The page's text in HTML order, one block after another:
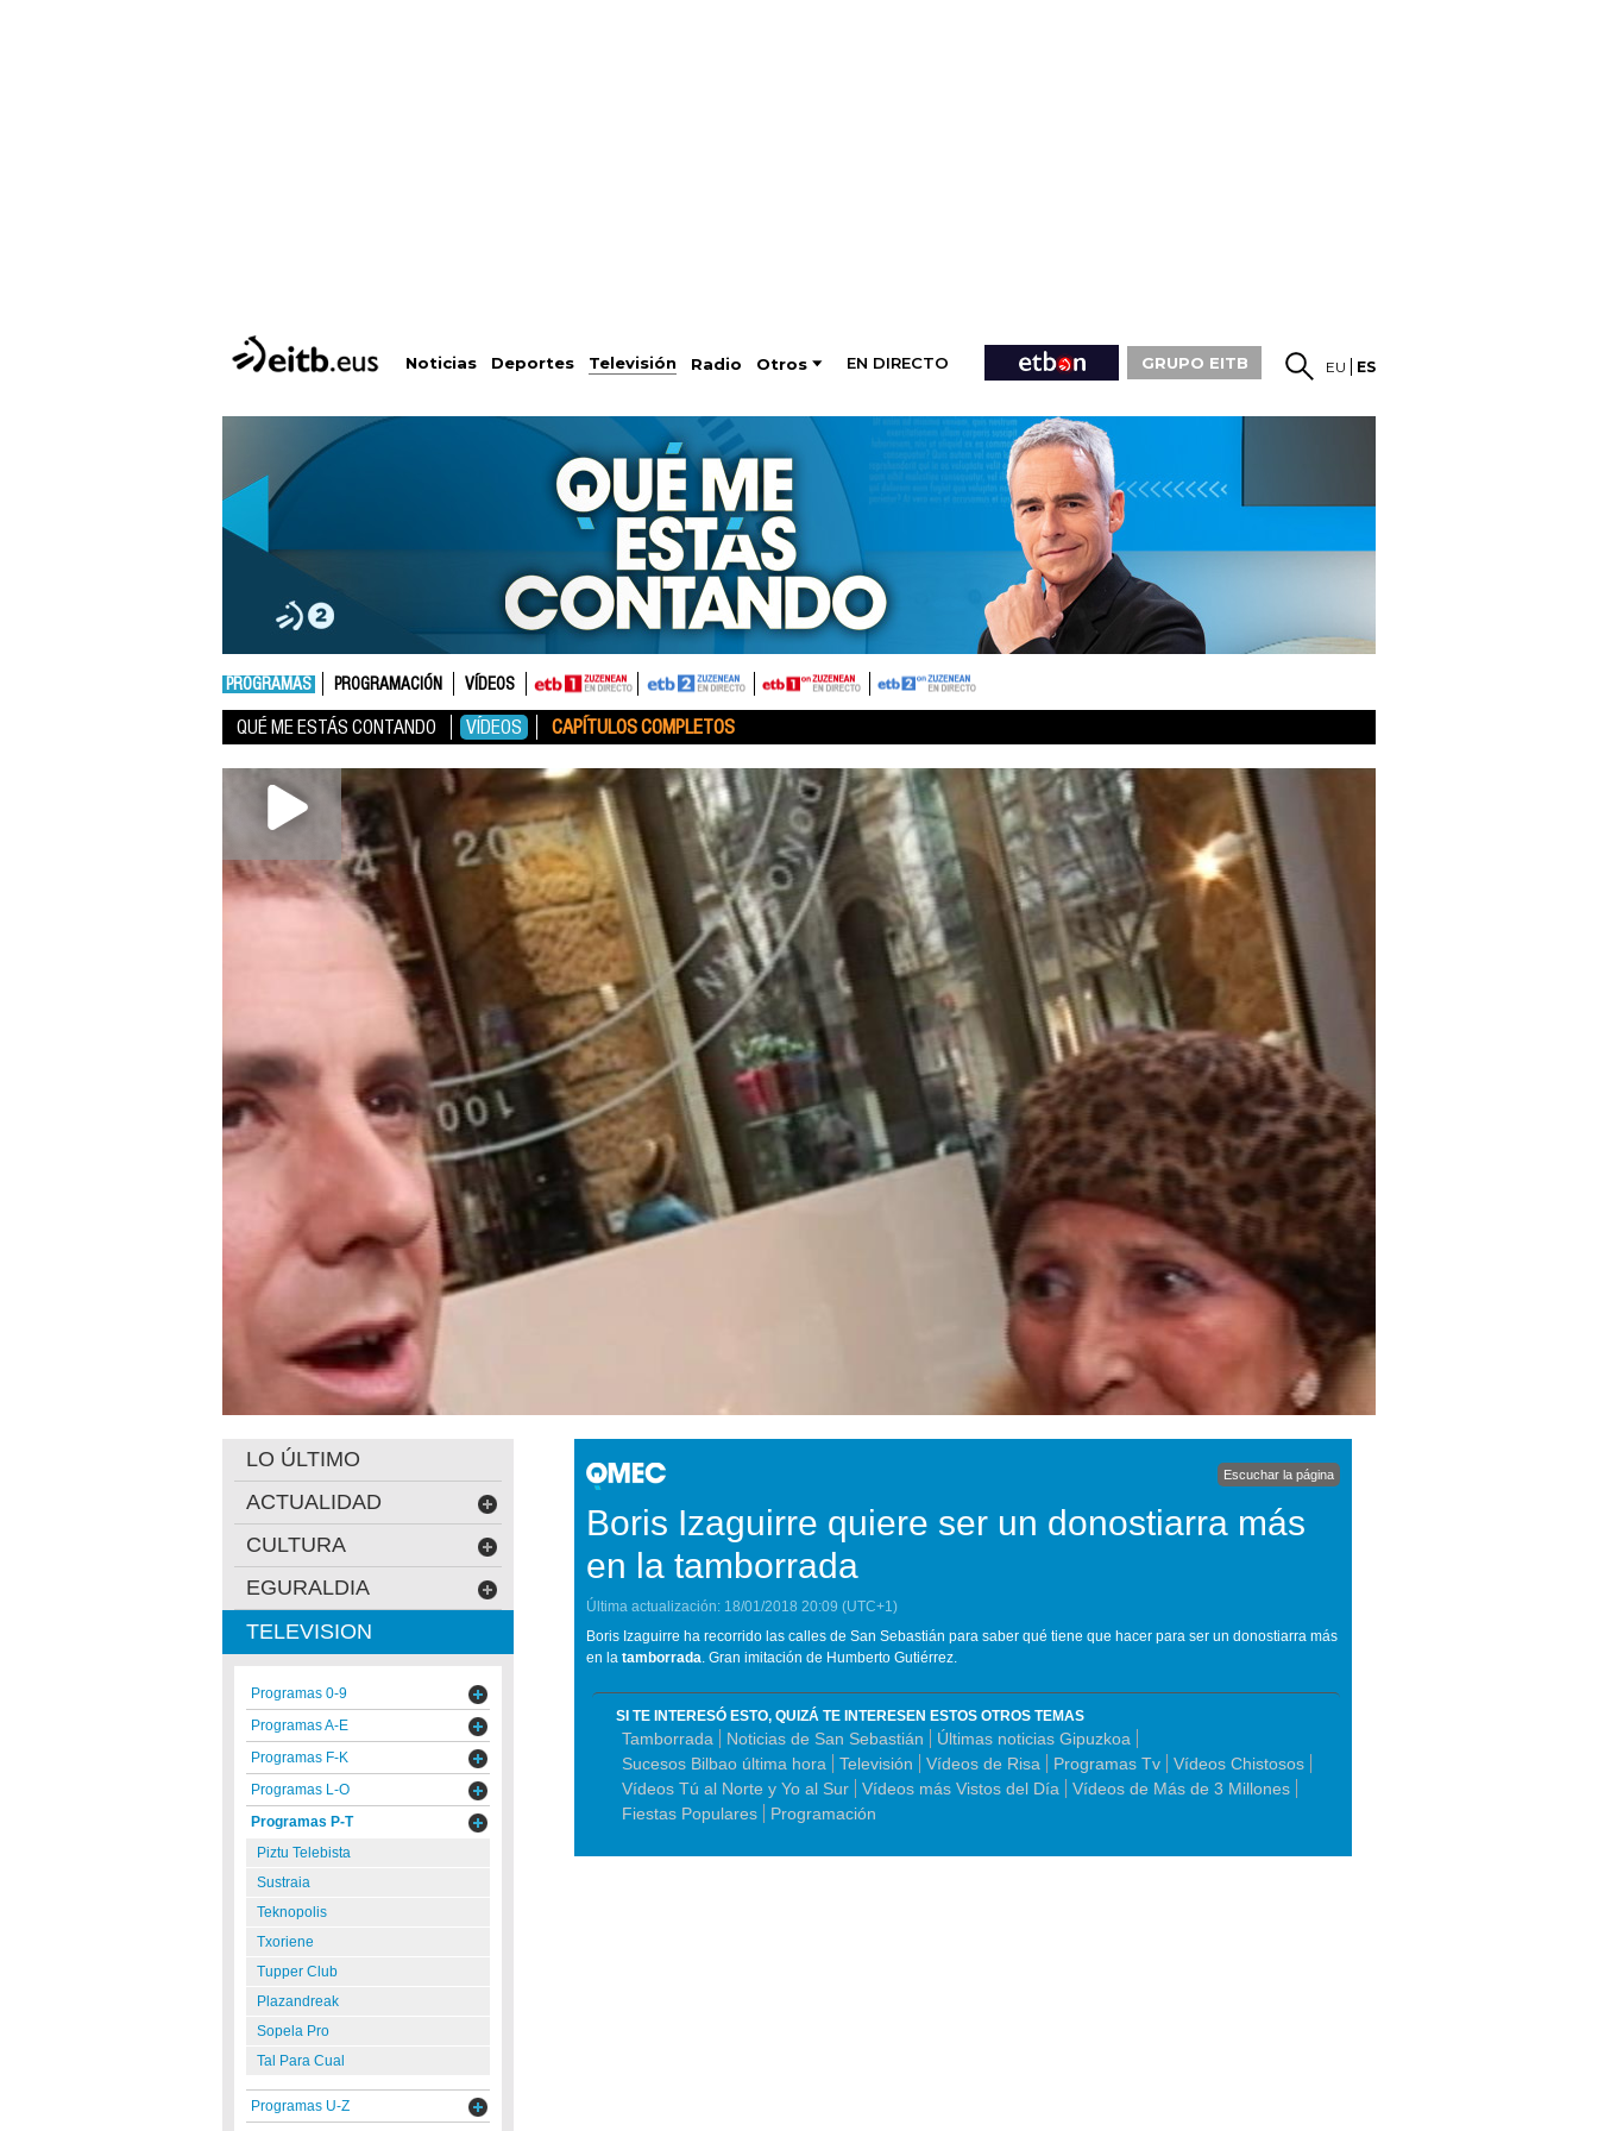
Noticias Deportes Televisión Radio Otros EN DIRECTO GRUPO EITB EU ES
PROGRAMAS PROGRAMACIÓN VÍDEOS
QUÉ ME ESTÁS CONTANDO VÍDEOS CAPÍTULOS COMPLETOS
Escuchar la página
Boris Izaguirre quiere ser un donostiarra más
en la tamborrada
Última actualización: 18/01/2018 20:09 (UTC+1)
Boris Izaguirre ha recorrido las calles de San Sebastián para saber qué tiene que hacer para ser un donostiarra más
en la tamborrada. Gran imitación de Humberto Gutiérrez.
SI TE INTERESÓ ESTO, QUIZÁ TE INTERESEN ESTOS OTROS TEMAS
Tamborrada Noticias de San Sebastián
Últimas noticias Gipuzkoa
Sucesos Bilbao última hora
Televisión Vídeos de Risa Programas Tv
Vídeos Chistosos
Vídeos Tú al Norte y Yo al Sur
Vídeos más Vistos del Día
Vídeos de Más de 3 Millones
Fiestas Populares
Programación
LO ÚLTIMO
ACTUALIDAD
CULTURA
EGURALDIA
TELEVISION
Programas 0-9
Programas A-E
Programas F-K
Programas L-O
Programas P-T
Piztu Telebista
Sustraia
Teknopolis
Txoriene
Tupper Club
Plazandreak
Sopela Pro
Tal Para Cual
Programas U-Z